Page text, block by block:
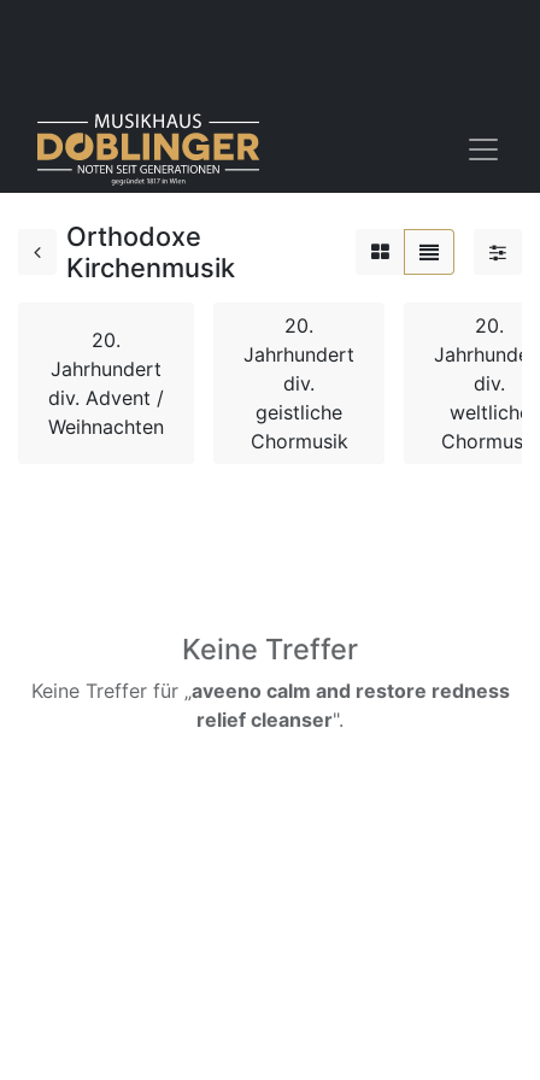
Orthodoxe
Kirchenmusik
20.
Jahrhundert
div. Advent /
Weihnachten
20.
Jahrhundert
div.
geistliche
Chormusik
20.
div.
weltliche
Chormusik
Keine Treffer
Keine Treffer für „aveeno calm and restore redness
relief cleanser".